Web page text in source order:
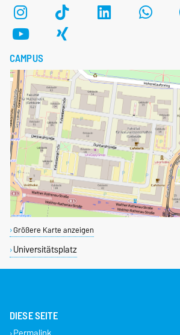
CAMPUS
Größere Karte anzeigen
Universitätsplatz
DIESE SEITE